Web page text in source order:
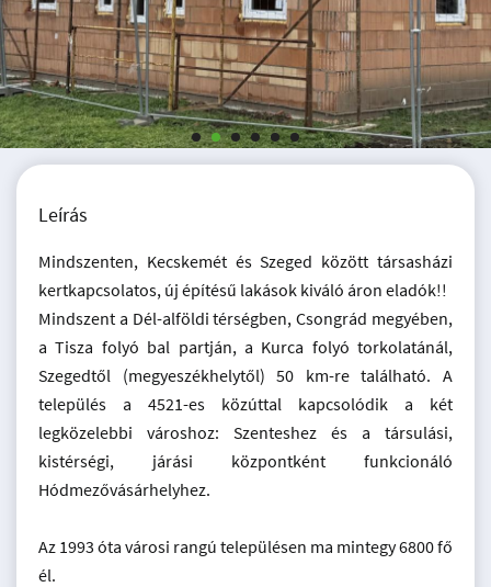
Leírás
Mindszenten, Kecskemét és Szeged között társasházi
kertkapcsolatos, új építésű lakások kiváló áron eladók!!
Mindszent a Dél-alföldi térségben, Csongrád megyében,
a Tisza folyó bal partján, a Kurca folyó torkolatánál,
Szegedtől (megyeszékhelytől) 50 km-re található. A
település a 4521-es közúttal kapcsolódik a két
legközelebbi városhoz: Szenteshez és a társulási,
kistérségi, járási központként funkcionáló
Hódmezővásárhelyhez.
Az 1993 óta városi rangú településen ma mintegy 6800 fő
él.